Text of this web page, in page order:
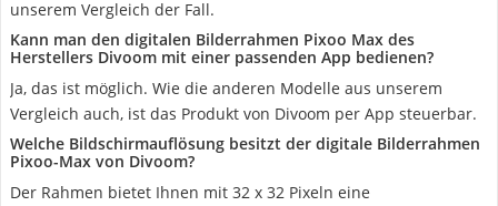
unserem Vergleich der Fall.
Kann man den digitalen Bilderrahmen Pixoo Max des
Herstellers Divoom mit einer passenden App bedienen?
Ja, das ist möglich. Wie die anderen Modelle aus unserem
Vergleich auch, ist das Produkt von Divoom per App steuerbar.
Welche Bildschirmauflösung besitzt der digitale Bilderrahmen
Pixoo-Max von Divoom?
Der Rahmen bietet Ihnen mit 32 x 32 Pixeln eine